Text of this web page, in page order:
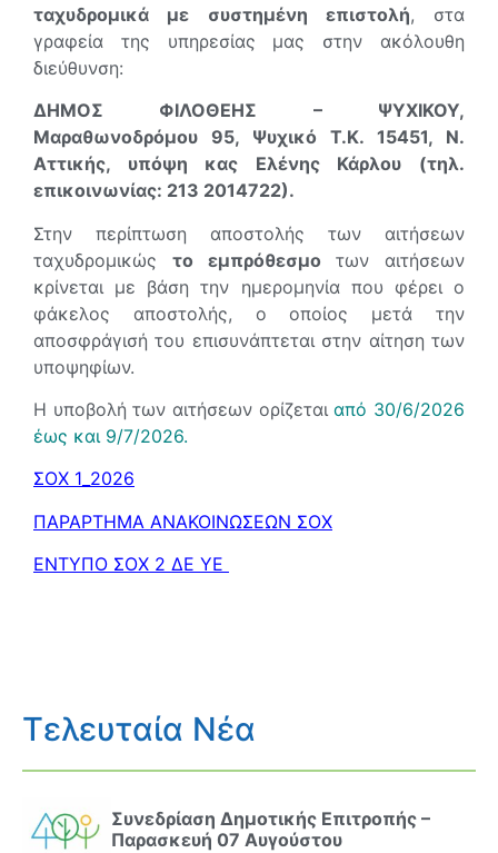
ταχυδρομικά με συστημένη επιστολή, στα
γραφεία της υπηρεσίας μας στην ακόλουθη
διεύθυνση:
ΔΗΜΟΣ ΦΙΛΟΘΕΗΣ – ΨΥΧΙΚΟΥ,
Μαραθωνοδρόμου 95, Ψυχικό Τ.Κ. 15451, Ν.
Αττικής, υπόψη κας Ελένης Κάρλου (τηλ.
επικοινωνίας: 213 2014722).
Στην περίπτωση αποστολής των αιτήσεων
ταχυδρομικώς το εμπρόθεσμοτων αιτήσεων
κρίνεται με βάση την ημερομηνία που φέρει ο
φάκελος αποστολής, ο οποίος μετά την
αποσφράγισή του επισυνάπτεται στην αίτηση των
υποψηφίων.
Η υποβολή των αιτήσεων ορίζεταιαπό 30/6/2026
έως και 9/7/2026.
ΣΟΧ 1_2026
ΠΑΡΑΡΤΗΜΑ ΑΝΑΚΟΙΝΩΣΕΩΝ ΣΟΧ
ΕΝΤΥΠΟ ΣΟΧ 2 ΔΕ ΥΕ
Τελευταία Νέα
Συνεδρίαση Δημοτικής Επιτροπής –
Παρασκευή 07 Αυγούστου